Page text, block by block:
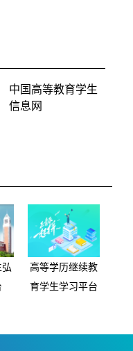
中国高等教育学生
信息网
高等学历继续教
育学生学习平台